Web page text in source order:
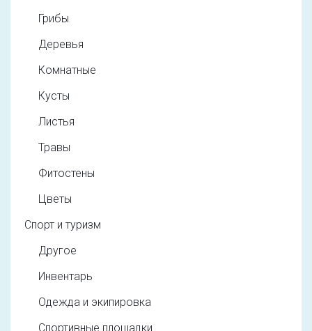
Грибы
Деревья
Комнатные
Кусты
Листья
Травы
Фитостены
Цветы
Спорт и туризм
Другое
Инвентарь
Одежда и экипировка
Спортивные площадки